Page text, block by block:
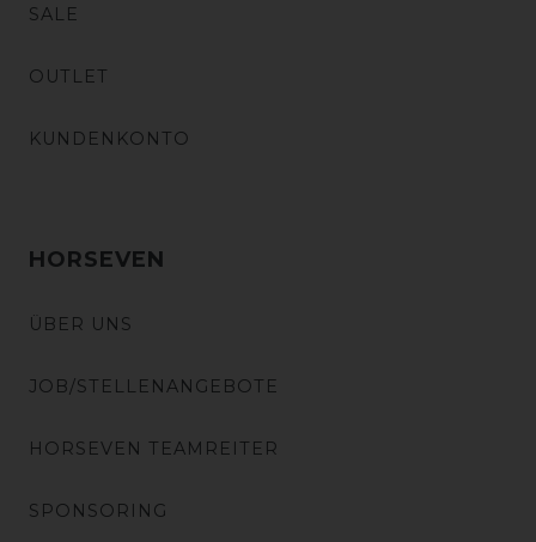
SALE
OUTLET
KUNDENKONTO
HORSEVEN
ÜBER UNS
JOB/STELLENANGEBOTE
HORSEVEN TEAMREITER
SPONSORING